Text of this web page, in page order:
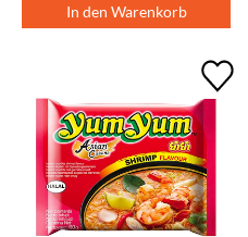
In den Warenkorb